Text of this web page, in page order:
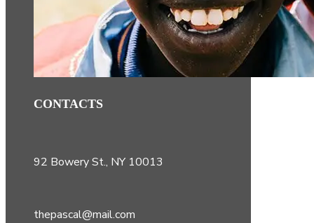
CONTACTS
92 Bowery St., NY 10013
thepascal@mail.com